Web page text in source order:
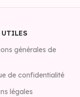
générales de
de confidentialité
légales